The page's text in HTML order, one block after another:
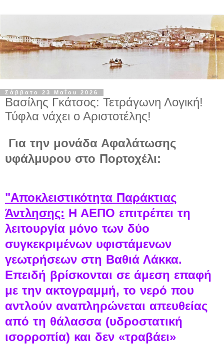
Σάββατο 23 Μαΐου 2026
Βασίλης Γκάτσος: Τετράγωνη Λογική!
Τύφλα νάχει ο Αριστοτέλης!
Για την μονάδα Αφαλάτωσης
υφάλμυρου στο Πορτοχέλι:
"Αποκλειστικότητα Παράκτιας
Άντλησης: Η ΑΕΠΟ επιτρέπει τη
λειτουργία μόνο των δύο
συγκεκριμένων υφιστάμενων
γεωτρήσεων στη Βαθιά Λάκκα.
Επειδή βρίσκονται σε άμεση επαφή
με την ακτογραμμή, το νερό που
αντλούν αναπληρώνεται απευθείας
από τη θάλασσα (υδροστατική
ισορροπία) και δεν «τραβάει»